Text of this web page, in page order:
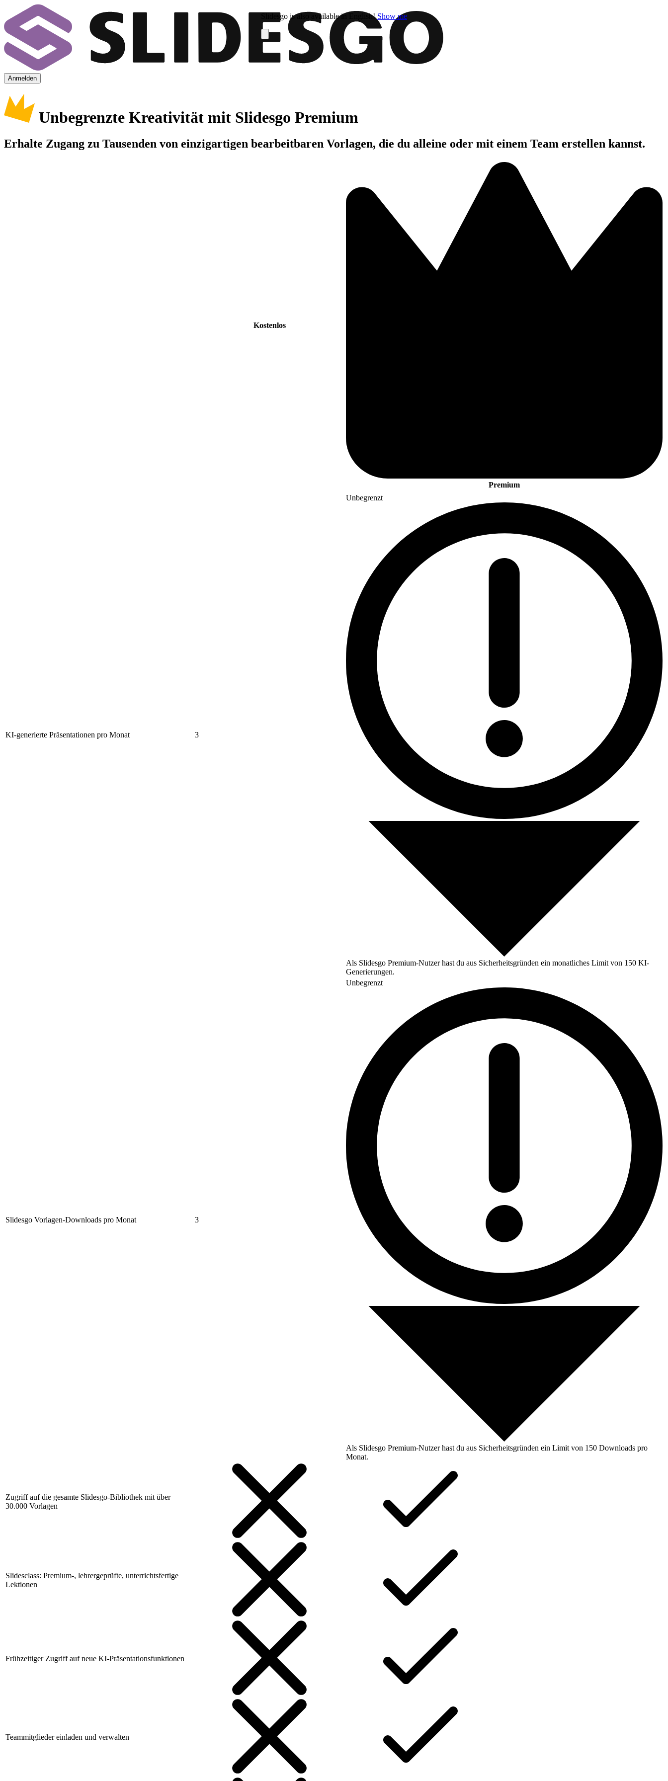
Slidesgo is also available in English! Show me
Anmelden
Unbegrenzte Kreativität mit Slidesgo Premium
Erhalte Zugang zu Tausenden von einzigartigen bearbeitbaren Vorlagen, die du alleine oder mit einem Team erstellen kannst.
Kostenlos
Premium
KI-generierte Präsentationen pro Monat 3
Unbegrenzt
Als Slidesgo Premium-Nutzer hast du aus Sicherheitsgründen ein monatliches Limit von 150 KI-
Generierungen.
Slidesgo Vorlagen-Downloads pro Monat 3
Unbegrenzt
Als Slidesgo Premium-Nutzer hast du aus Sicherheitsgründen ein Limit von 150 Downloads pro
Monat.
Zugriff auf die gesamte Slidesgo-Bibliothek mit über
30.000 Vorlagen
Slidesclass: Premium-, lehrergeprüfte, unterrichtsfertige
Lektionen
Frühzeitiger Zugriff auf neue KI-Präsentationsfunktionen
Teammitglieder einladen und verwalten